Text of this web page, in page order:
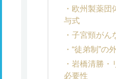
欧州製薬団
与式
子宮頸がん
“徒弟制”の
岩橋清勝・
必要性